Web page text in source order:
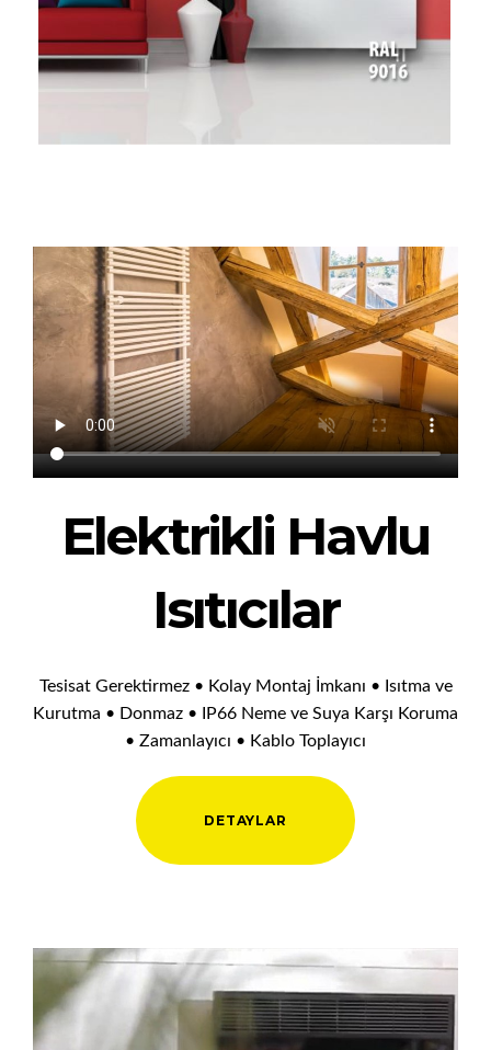
Elektrikli Havlu
Isıtıcılar
Tesisat Gerektirmez • Kolay Montaj İmkanı • Isıtma ve
Kurutma • Donmaz • IP66 Neme ve Suya Karşı Koruma
• Zamanlayıcı • Kablo Toplayıcı
DETAYLAR